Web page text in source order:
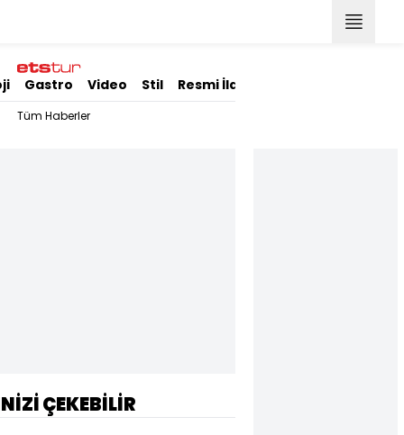
Gastro Video Stil Resmi İlanlar
Tüm Haberler
ÇEKEBİLİR